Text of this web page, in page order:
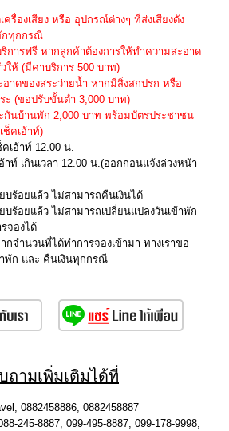
รื่องเสียง หรือ อุปกรณ์ต่างๆ ที่ส่งเสียงดัง
กทุกกรณี
การฟรี หากลูกค้าต้องการให้ทำความสะอาด
ให้ (มีค่าบริการ 500 บาท)
าดของสระว่ายน้ำ หากมีสิ่งสกปรก หรือ
ะ (ขอปรับขั้นต่ำ 3,000 บาท)
กันบ้านพัก 2,000 บาท พร้อมบัตรประชาชน
ช็คเอ้าท์)
เอ้าท์ 12.00 น.
ท์ เกินเวลา 12.00 น.(ออกก่อนแจ้งล่วงหน้า
ยบร้อยแล้ว ไม่สามารถคืนเงินได้
ยบร้อยแล้ว ไม่สามารถเปลี่ยนแปลงวันเข้าพัก
จองได้
กจำนวนที่ได้ทำการจองเข้ามา ทางเราขอ
พัก และ คืนเงินทุกกรณี
ถามเพิ่มเติมได้ที่
0882458886, 0882458887
245-8887, 099-495-8887, 099-178-9998,